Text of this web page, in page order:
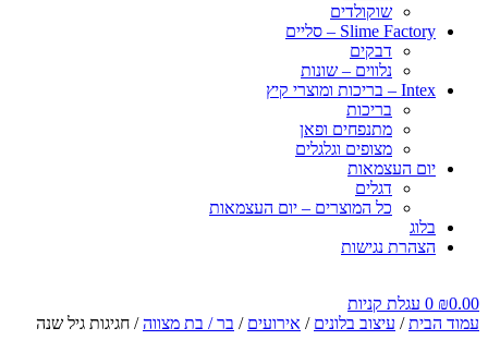
שוקולדים
Slime Factory – סליים
דבקים
נלווים – שונות
Intex – בריכות ומוצרי קיץ
בריכות
מתנפחים ופאן
מצופים וגלגלים
יום העצמאות
דגלים
כל המוצרים – יום העצמאות
בלוג
הצהרת נגישות
₪0.00
0 עגלת קניות
עמוד הבית/ עיצוב בלונים / אירועים / בר / בת מצווה/ חגיגות גיל שנה